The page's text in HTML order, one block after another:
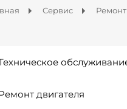
Сервис
двигателя